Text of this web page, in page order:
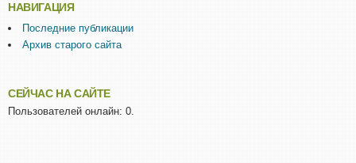
НАВИГАЦИЯ
Последние публикации
Архив старого сайта
СЕЙЧАС НА САЙТЕ
Пользователей онлайн: 0.